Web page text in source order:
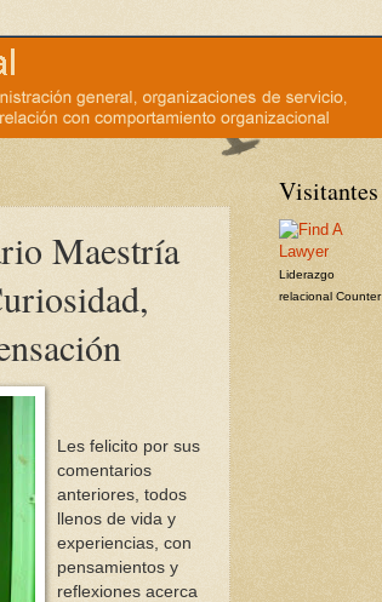
Maestría
Les felicito por sus
comentarios
anteriores, todos
llenos de vida y
experiencias, con
pensamientos y
reflexiones acerca
Visitantes
Liderazgo
relacional Counter